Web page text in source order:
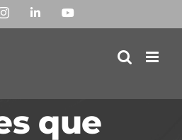
InstagramLinkedIn
que